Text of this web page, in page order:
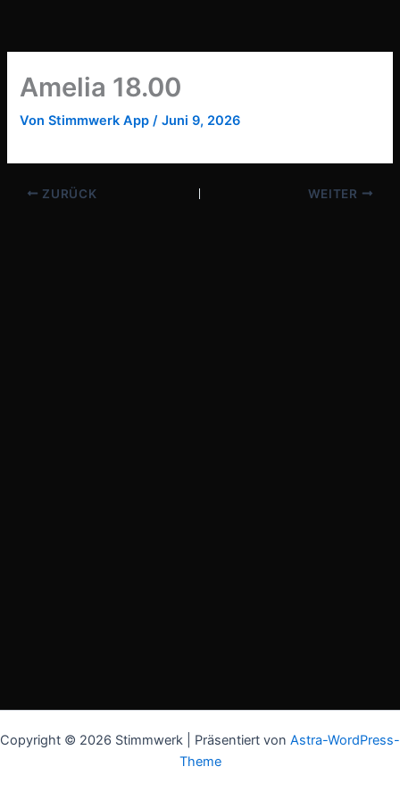
springen
Amelia 18.00
VonStimmwerk App/Juni 9, 2026
ZURÜCK WEITER
Copyright © 2026 Stimmwerk | Präsentiert von Astra-WordPress-
Theme